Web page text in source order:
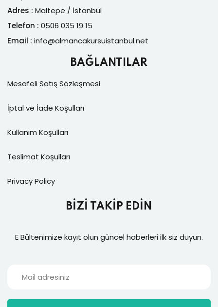
Adres : Maltepe / İstanbul
Telefon : 0506 035 19 15
Email : info@almancakursuistanbul.net
BAĞLANTILAR
Mesafeli Satış Sözleşmesi
İptal ve İade Koşulları
Kullanım Koşulları
Teslimat Koşulları
Privacy Policy
BİZİ TAKİP EDİN
E Bültenimize kayıt olun güncel haberleri ilk siz duyun.